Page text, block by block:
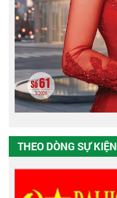
THEO DÒNG SỰ KIỆN